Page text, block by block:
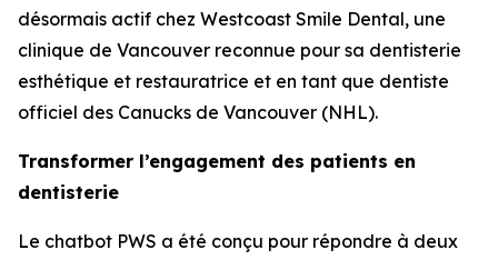
désormais actif chez Westcoast Smile Dental, une
clinique de Vancouver reconnue pour sa dentisterie
esthétique et restauratrice et en tant que dentiste
officiel des Canucks de Vancouver (NHL).
Transformer l’engagement des patients en
dentisterie
Le chatbot PWS a été conçu pour répondre à deux